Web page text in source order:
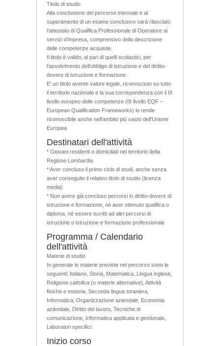
Titolo di studio
Alla conclusione del percorso triennale e al
superamento di un esame conclusivo sarà rilasciato
l’attestato di Qualifica Professionale di Operatore ai
servizi d'impresa, comprensivo della descrizione
delle competenze acquisite.
Il titolo è valido, al pari di quelli scolastici, per
l’assolvimento dell’obbligo di istruzione e del diritto-
dovere di istruzione e formazione.
E’ un titolo avente valore legale, riconosciuto su tutto
il territorio nazionale e la sua corrispondenza con il III
livello europeo delle competenze (III livello EQF –
European Qualification Frameworks) lo rende
riconoscibile anche nell’ambito più vasto dell'Unione
Europea
Destinatari dell'attività
* Giovani residenti o domiciliati nel territorio della
Regione Lombardia
* Aver concluso il primo ciclo di studi, anche senza
aver conseguito il relativo titolo di studio (licenza
media)
* Non avere già concluso percorsi in diritto-dovere di
istruzione e formazione, nè aver ottenuto qualifica o
diploma, nè essere iscritti ad altri percorsi di
istruzione o istruzione e formazione professionale
Programma / Calendario
dell'attività
Materie di studio
In generale le materie previste nel percorso sono le
seguenti: Italiano, Storia, Matematica, Lingua inglese,
Religione cattolica (o materie alternative), Attività
fisiche e motorie, Seconda lingua straniera,
Informatica, Organizzazione aziendale, Economia
aziendale, Diritto del lavoro, Tecniche di
comunicazione, Informatica applicata e gestionale,
Laboratori specifici.
Inizio corso